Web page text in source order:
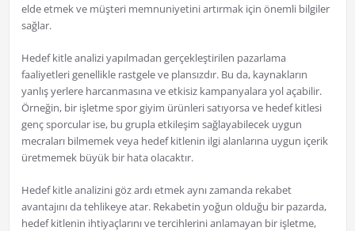
elde etmek ve müşteri memnuniyetini artırmak için önemli bilgiler
sağlar.
Hedef kitle analizi yapılmadan gerçekleştirilen pazarlama
faaliyetleri genellikle rastgele ve plansızdır. Bu da, kaynakların
yanlış yerlere harcanmasına ve etkisiz kampanyalara yol açabilir.
Örneğin, bir işletme spor giyim ürünleri satıyorsa ve hedef kitlesi
genç sporcular ise, bu grupla etkileşim sağlayabilecek uygun
mecraları bilmemek veya hedef kitlenin ilgi alanlarına uygun içerik
üretmemek büyük bir hata olacaktır.
Hedef kitle analizini göz ardı etmek aynı zamanda rekabet
avantajını da tehlikeye atar. Rekabetin yoğun olduğu bir pazarda,
hedef kitlenin ihtiyaçlarını ve tercihlerini anlamayan bir işletme,